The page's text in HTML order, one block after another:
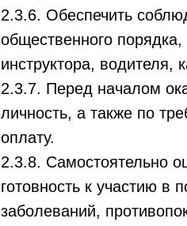
2.3.6. Обеспечить
общественного
инструктора, водителя,
2.3.7. Перед началом
личность, а также по
оплату.
2.3.8. Самостоятельно
готовность к участию в
заболеваний,